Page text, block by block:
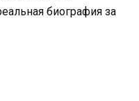
биография за